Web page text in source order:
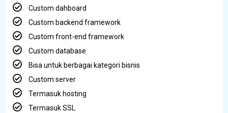
Custom dahboard
Custom backend framework
Custom front-end framework
Custom database
Bisa untuk berbagai kategori bisnis
Custom server
Termasuk hosting
Termasuk SSL